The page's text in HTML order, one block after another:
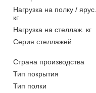
Нагрузка на полку / ярус.
кг
Нагрузка на стеллаж. кг
Серия стеллажей
Страна производства
Тип покрытия
Тип полки